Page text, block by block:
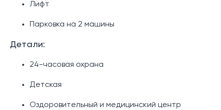
Лифт
Парковка на 2 машины
Детали:
24-часовая охрана
Детская
Оздоровительный и медицинский центр